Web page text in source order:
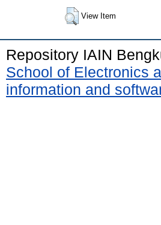
View Item
Repository IAIN
School of Electronics
information and